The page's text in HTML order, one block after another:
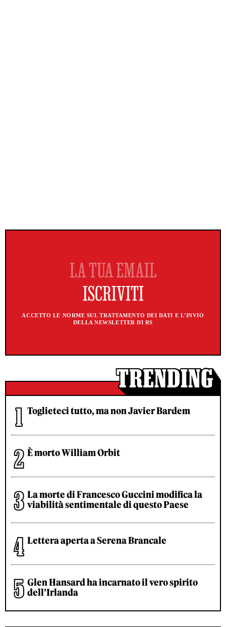
ACCETTO LE NORME SUL TRATTAMENTO DEI DATI E L'INVIO
DELLA NEWSLETTER DI RS
Toglieteci tutto, ma non Javier Bardem
È morto William Orbit
La morte di Francesco Guccini modifica la
viabilità sentimentale di questo Paese
Lettera aperta a Serena Brancale
Glen Hansard ha incarnato il vero spirito
dell’Irlanda